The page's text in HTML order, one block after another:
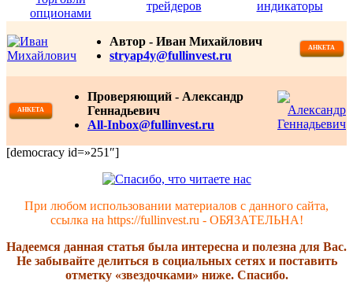
Автор - Иван Михайлович
stryap4y@fullinvest.ru
АНКЕТА
АНКЕТА
Проверяющий - Александр
Геннадьевич
All-Inbox@fullinvest.ru
[democracy id=»251″]
При любом использовании материалов с данного сайта,
ссылка на https://fullinvest.ru - ОБЯЗАТЕЛЬНА!
Надеемся данная статья была интересна и полезна для Вас.
Не забывайте делиться в социальных сетях и поставить
отметку «звездочками» ниже. Спасибо.